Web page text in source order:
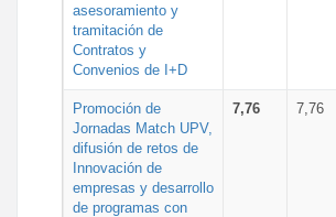
asesoramiento y
tramitación de
Contratos y
Convenios de I+D
Promoción de
Jornadas Match UPV,
difusión de retos de
Innovación de
empresas y desarrollo
de programas con
7,76 7,76